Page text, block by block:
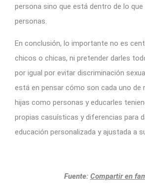
persona sino que está dentro de lo
personas.
En conclusión, lo importante no es
chicos o chicas, ni pretender darles
por igual por evitar discriminación
está en pensar cómo son cada uno de
hijas como personas y educarles
propias casuísticas y diferencias para
educación personalizada y ajustada a
Fuente: Compartir en